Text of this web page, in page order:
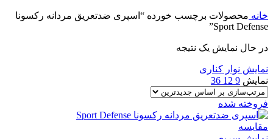
خانه محصولات برچسب خورده “اسپری ضدتعریق مردانه رکسونا
Sport Defense”
در حال نمایش یک نتیجه
نمایش نوار کناری
نمایش 9
12
36
فروخته شده
مقايسه